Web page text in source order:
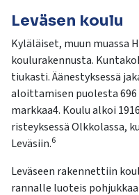
Leväsen koulu
Kyläläiset, muun muassa
koulurakennusta.
tiukasti. Äänestyksessä
aloittamisen puolesta 696
markkaa4. Koulu alkoi
risteyksessä Olkkolassa,
Leväsiin.6
Leväseen rakennettiin
rannalle luoteis